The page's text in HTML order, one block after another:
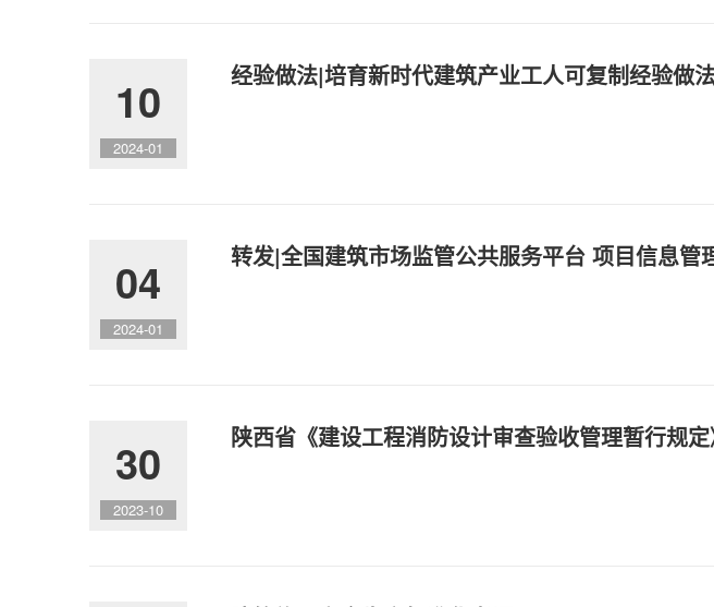
10
2024-01
经验做法|培育新时代建筑产业工人可复制经验做
04
2024-01
转发|全国建筑市场监管公共服务平台 项目信息管
30
2023-10
陕西省《建设工程消防设计审查验收管理暂行规